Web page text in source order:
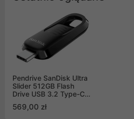
Pendrive SanDisk Ultra
Slider 512GB Flash
Drive USB 3.2 Type-C
512G-G46)
569,00 zł